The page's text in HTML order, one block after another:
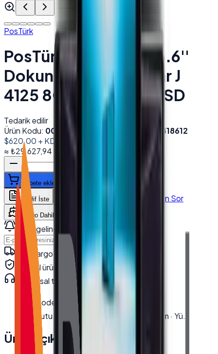
PosTürk
PosTürk TX-1560M 15.6''
Dokunmatik Bilgisayar J
4125 8GB DDR4 NO SSD
Tedarik edilir
Ürün Kodu: 001784
8682520418612
$620.00 + KDV
≈₺29.627,94
Sepete ekle
Teklif İste WhatsApp'tan Sor
Kargo Dahil Fiyat Hesapla
Stok gelince haber ver
Hızlı kargo · kurumsal teslimat
Orijinal ürün · garanti
Kurumsal teknik destek
· 0850 550 15 15
Model
TX-1560M
Kutu Ölçüleri
En 22.5 cm · Boy 62 cm · Yü…
Ürün Açıklaması